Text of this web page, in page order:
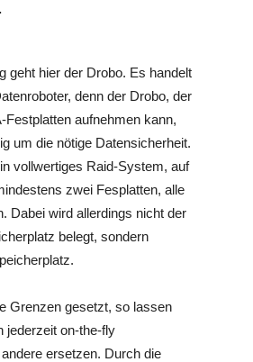
geht hier der Drobo. Es handelt
denn der Drobo, der
Festplatten aufnehmen kann,
um die nötige Datensicherheit.
vollwertiges Raid-System, auf
zwei Fesplatten, alle
Dabei wird allerdings nicht der
belegt, sondern
Grenzen gesetzt, so lassen
jederzeit on-the-fly
ersetzen. Durch die